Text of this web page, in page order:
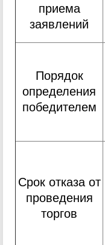
приема
заявлений
Порядок
определения
победителем
Срок отказа от
проведения
торгов